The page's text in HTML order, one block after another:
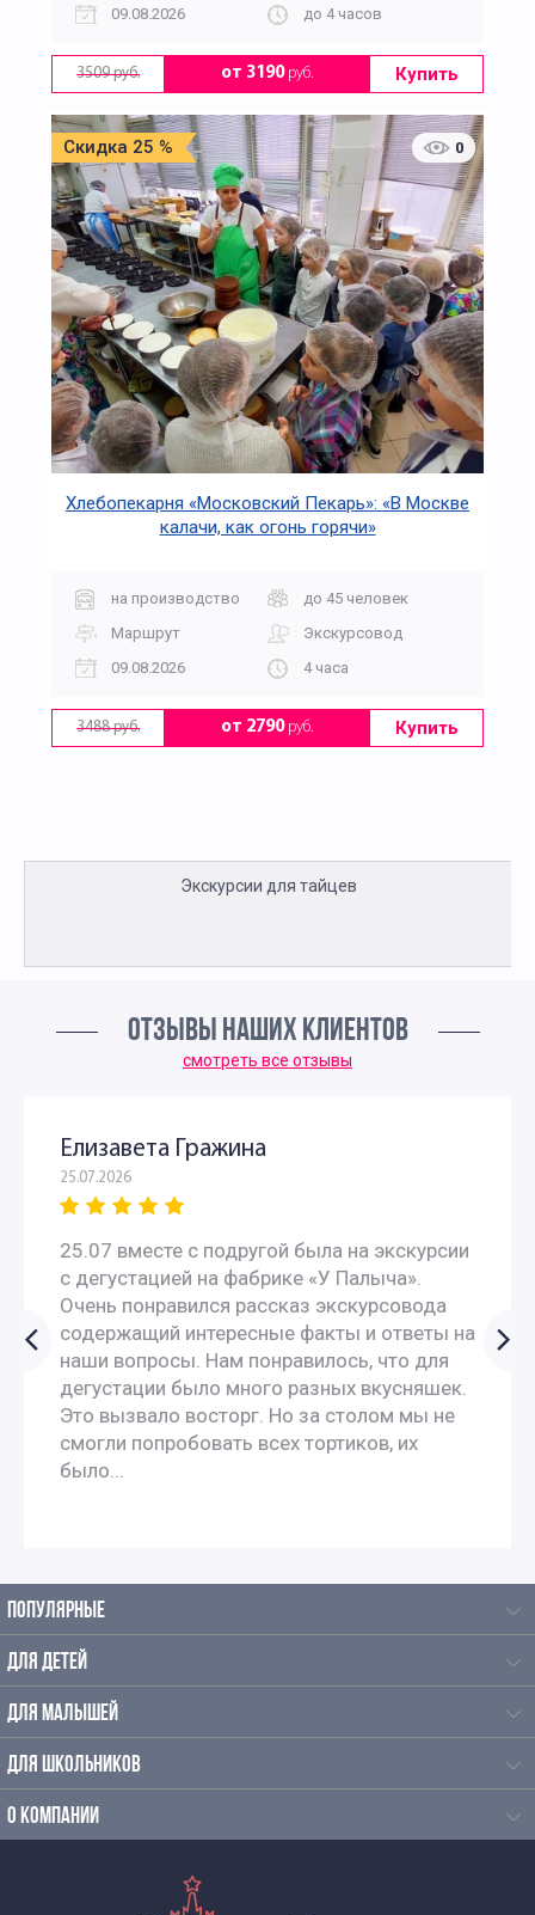
09.08.2026 до 4 часов
3509 руб. от 3190руб. Купить
Скидка 25 % 0
Хлебопекарня «Московский Пекарь»: «В Москве
калачи, как огонь горячи»
на производство
до 45 человек
Маршрут
Экскурсовод
09.08.2026
4 часа
3488 руб. от 2790руб. Купить
Экскурсии для тайцев
ОТЗЫВЫ НАШИХ КЛИЕНТОВ
смотреть все отзывы
Елизавета Гражина
25.07.2026
25.07 вместе с подругой была на экскурсии
с дегустацией на фабрике «У Палыча».
Очень понравился рассказ экскурсовода
содержащий интересные факты и ответы на
наши вопросы. Нам понравилось, что для
дегустации было много разных вкусняшек.
Это вызвало восторг. Но за столом мы не
смогли попробовать всех тортиков, их
было...
ПОПУЛЯРНЫЕ
ДЛЯ ДЕТЕЙ
ДЛЯ МАЛЫШЕЙ
ДЛЯ ШКОЛЬНИКОВ
О КОМПАНИИ